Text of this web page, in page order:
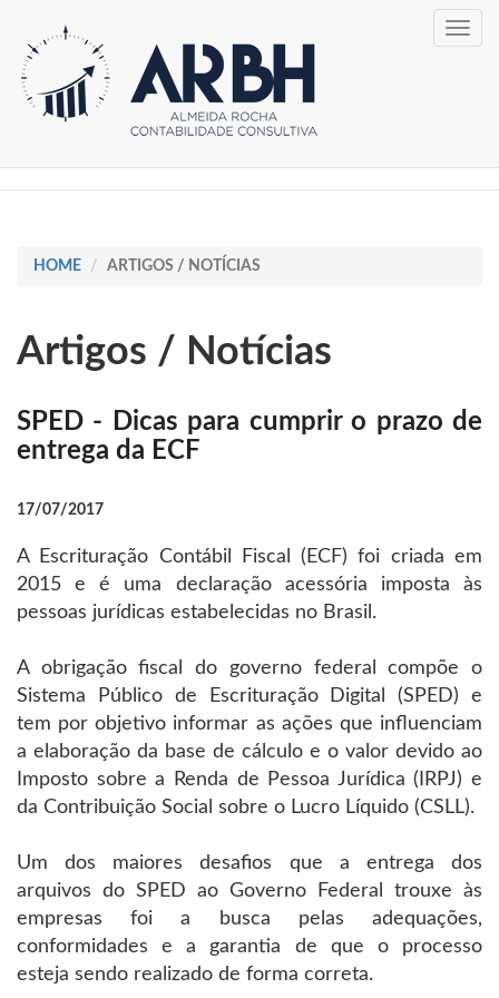
Toggle
HOME ARTIGOS / NOTÍCIAS
Artigos / Notícias
SPED - Dicas para cumprir o prazo de
entrega da ECF
17/07/2017
A Escrituração Contábil Fiscal (ECF) foi criada em
2015 e é uma declaração acessória imposta às
pessoas jurídicas estabelecidas no Brasil.
A obrigação fiscal do governo federal compõe o
Sistema Público de Escrituração Digital (SPED) e
tem por objetivo informar as ações que influenciam
a elaboração da base de cálculo e o valor devido ao
Imposto sobre a Renda de Pessoa Jurídica (IRPJ) e
da Contribuição Social sobre o Lucro Líquido (CSLL).
Um dos maiores desafios que a entrega dos
arquivos do SPED ao Governo Federal trouxe às
empresas foi a busca pelas adequações,
conformidades e a garantia de que o processo
esteja sendo realizado de forma correta.